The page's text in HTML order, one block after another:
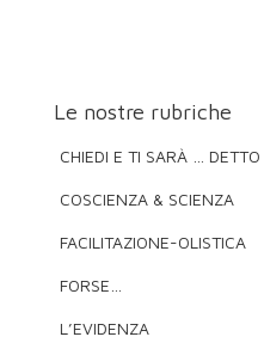
Le nostre rubriche
CHIEDI E TI SARÀ … DETTO
COSCIENZA & SCIENZA
FACILITAZIONE-OLISTICA
FORSE…
L’EVIDENZA